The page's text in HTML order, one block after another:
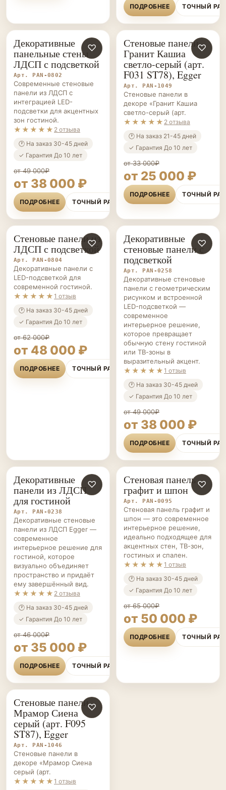
ПОДРОБНЕЕ ТОЧНЫЙ
СТЕНОВЫЕ
ПАНЕЛИ НА ЗАКАЗ
♡
Декоративные
панельные стены
ЛДСП с подсветкой
Арт. PAN-0802
Современные стеновые
панели из ЛДСП с
интеграцией LED-
подсветки для акцентных
зон гостиной.
★★★★★ 2 отзыва
🕐 На заказ 30-45 дней
✓ Гарантия До 10 лет
от 49 000₽
от 38 000 ₽
ПОДРОБНЕЕ ТОЧНЫЙ РАСЧЁТ
СТЕНОВЫЕ
ПАНЕЛИ НА ЗАКАЗ
♡
Стеновые панели
Гранит Кашиа
светло-серый (арт.
F031 ST78), Egger
Арт. PAN-1049
Стеновые панели в
декоре «Гранит Кашиа
светло-серый (арт.
★★★★★ 2 отзыва
🕐 На заказ 21-45 дней
✓ Гарантия До 10 лет
от 33 000₽
от 25 000 ₽
ПОДРОБНЕЕ ТОЧНЫЙ
СТЕНОВЫЕ
ПАНЕЛИ НА ЗАКАЗ
♡
Стеновые панели из
ЛДСП с подсветкой
Арт. PAN-0804
Декоративные панели с
LED-подсветкой для
современной гостиной.
★★★★★ 1 отзыв
🕐 На заказ 30-45 дней
✓ Гарантия До 10 лет
от 62 000₽
от 48 000 ₽
ПОДРОБНЕЕ ТОЧНЫЙ РАСЧЁТ
СТЕНОВЫЕ
ПАНЕЛИ НА ЗАКАЗ
♡
Декоративные
стеновые панели с
подсветкой
Арт. PAN-0258
Декоративные стеновые
панели с геометрическим
рисунком и встроенной
LED-подсветкой —
современное
интерьерное решение,
которое превращает
обычную стену гостиной
или ТВ-зоны в
выразительный акцент.
★★★★★ 1 отзыв
🕐 На заказ 30-45 дней
✓ Гарантия До 10 лет
от 49 000₽
от 38 000 ₽
ПОДРОБНЕЕ ТОЧНЫЙ
СТЕНОВЫЕ
ПАНЕЛИ НА ЗАКАЗ
♡
Декоративные
панели из ЛДСП
для гостиной
Арт. PAN-0238
Декоративные стеновые
панели из ЛДСП Egger —
современное
интерьерное решение для
гостиной, которое
визуально объединяет
пространство и придаёт
ему завершённый вид.
★★★★★ 2 отзыва
🕐 На заказ 30-45 дней
✓ Гарантия До 10 лет
от 46 000₽
от 35 000 ₽
ПОДРОБНЕЕ ТОЧНЫЙ РАСЧЁТ
СТЕНОВЫЕ
ПАНЕЛИ НА ЗАКАЗ
♡
Стеновая панель
графит и шпон
Арт. PAN-0095
Стеновая панель графит и
шпон — это современное
интерьерное решение,
идеально подходящее для
акцентных стен, ТВ-зон,
гостиных и спален.
★★★★★ 1 отзыв
🕐 На заказ 30-45 дней
✓ Гарантия До 10 лет
от 65 000₽
от 50 000 ₽
ПОДРОБНЕЕ ТОЧНЫЙ
СТЕНОВЫЕ
ПАНЕЛИ НА ЗАКАЗ
♡
Стеновые панели
Мрамор Сиена
серый (арт. F095
ST87), Egger
Арт. PAN-1046
Стеновые панели в
декоре «Мрамор Сиена
серый (арт.
★★★★★ 1 отзыв